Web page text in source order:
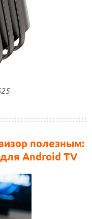
полезным:
Android TV